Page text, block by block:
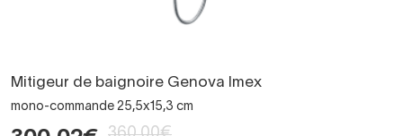
Mitigeur de baignoire Genova Imex
mono-commande 25,5x15,3 cm